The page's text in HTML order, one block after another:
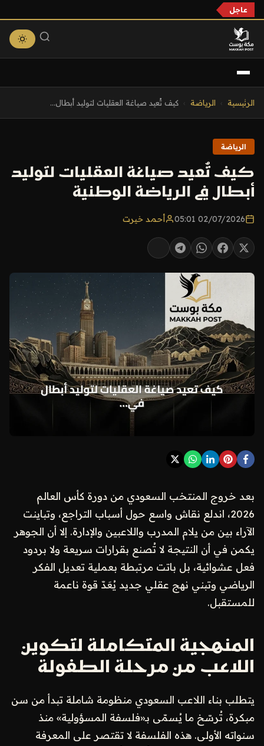
عاجل
الرئيسية الرياضة كيف تُعيد صياغة العقليات لتوليد أبطال...
الرياضة
كيف تُعيد صياغة العقليات لتوليد
أبطال في الرياضة الوطنية
02/07/2026 05:01 أحمد خيرت
بعد خروج المنتخب السعودي من دورة كأس العالم
2026، اندلع نقاش واسع حول أسباب التراجع، وتباينت
الآراء بين من يلام المدرب واللاعبين والإدارة. إلا أن الجوهر
يكمن في أن النتيجة لا تُصنع بقرارات سريعة ولا بردود
فعل عشوائية، بل باتت مرتبطة بعملية تعديل الفكر
الرياضي وتبني نهج عقلي جديد يُعَدّ قوة ناعمة
للمستقبل.
المنهجية المتكاملة لتكوين
اللاعب من مرحلة الطفولة
يتطلب بناء اللاعب السعودي منظومة شاملة تبدأ من سن
مبكرة، تُرسّخ ما يُسمّى بـ«فلسفة المسؤولية» منذ
سنواته الأولى. هذه الفلسفة لا تقتصر على المعرفة